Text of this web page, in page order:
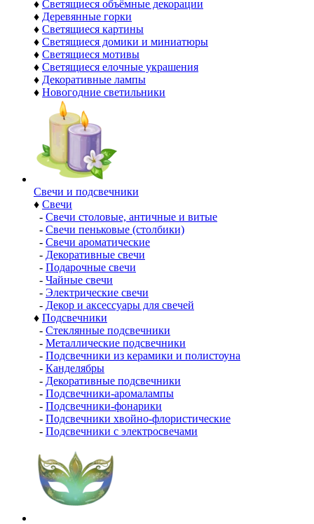
♦ Светящиеся объёмные декорации
♦ Деревянные горки
♦ Светящиеся картины
♦ Светящиеся домики и миниатюры
♦ Светящиеся мотивы
♦ Светящиеся елочные украшения
♦ Декоративные лампы
♦ Новогодние светильники
Свечи и подсвечники
♦ Свечи
- Свечи столовые, античные и витые
- Свечи пеньковые (столбики)
- Свечи ароматические
- Декоративные свечи
- Подарочные свечи
- Чайные свечи
- Электрические свечи
- Декор и аксессуары для свечей
♦ Подсвечники
- Стеклянные подсвечники
- Металлические подсвечники
- Подсвечники из керамики и полистоуна
- Канделябры
- Декоративные подсвечники
- Подсвечники-аромалампы
- Подсвечники-фонарики
- Подсвечники хвойно-флористические
- Подсвечники с электросвечами